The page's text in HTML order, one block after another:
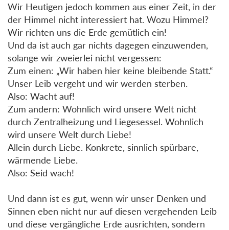
Wir Heutigen jedoch kommen aus einer Zeit, in der
der Himmel nicht interessiert hat. Wozu Himmel?
Wir richten uns die Erde gemütlich ein!
Und da ist auch gar nichts dagegen einzuwenden,
solange wir zweierlei nicht vergessen:
Zum einen: „Wir haben hier keine bleibende Statt.“
Unser Leib vergeht und wir werden sterben.
Also: Wacht auf!
Zum andern: Wohnlich wird unsere Welt nicht
durch Zentralheizung und Liegesessel. Wohnlich
wird unsere Welt durch Liebe!
Allein durch Liebe. Konkrete, sinnlich spürbare,
wärmende Liebe.
Also: Seid wach!
Und dann ist es gut, wenn wir unser Denken und
Sinnen eben nicht nur auf diesen vergehenden Leib
und diese vergängliche Erde ausrichten, sondern